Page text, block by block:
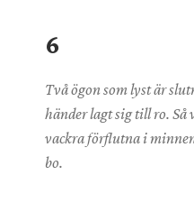
6
Två ögon som lyst är
händer lagt sig till ro. Så
vackra förflutna i
bo.